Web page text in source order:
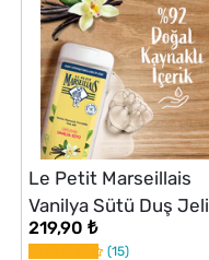
Le Petit Marseillais
Vanilya Sütü Duş Jeli
400 ml
219,90 ₺
15